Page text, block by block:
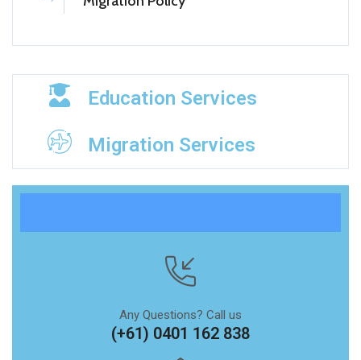
Education Services
Migration Services
Any Questions? Call us
(+61) 0401 162 838